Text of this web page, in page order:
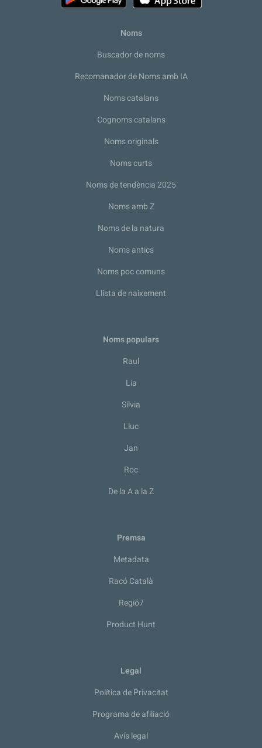
Noms
Buscador de noms
Recomanador de Noms amb IA
Noms catalans
Cognoms catalans
Noms originals
Noms curts
Noms de tendència 2025
Noms amb Z
Noms de la natura
Noms antics
Noms poc comuns
Llista de naixement
Noms populars
Raul
Lia
Sílvia
Lluc
Jan
Roc
De la A a la Z
Premsa
Metadata
Racó Català
Regió7
Product Hunt
Legal
Política de Privacitat
Programa de afiliació
Avís legal